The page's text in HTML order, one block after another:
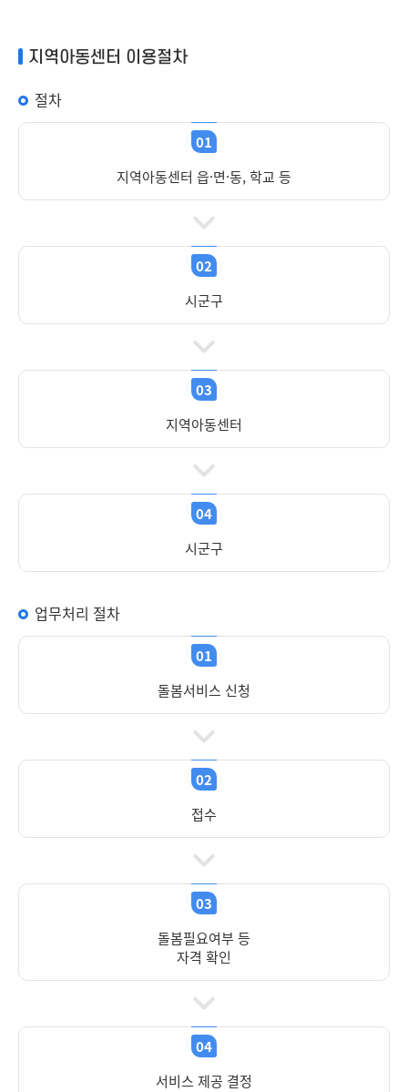
지역아동센터 이용절차
절차
01
지역아동센터 읍·면·동, 학교 등
02
시군구
03
지역아동센터
04
시군구
업무처리 절차
01
돌봄서비스 신청
02
접수
03
돌봄필요여부 등
자격 확인
04
서비스 제공 결정